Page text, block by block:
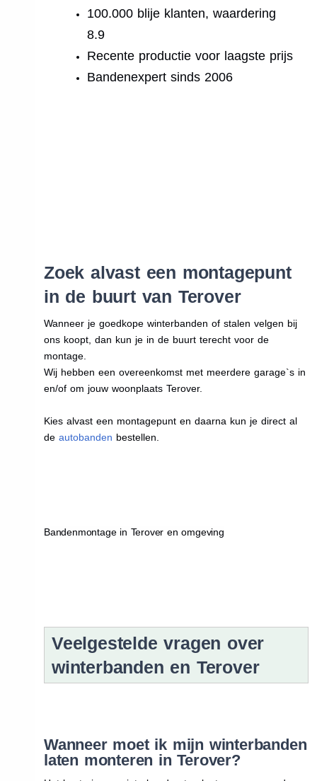
100.000 blije klanten, waardering
8.9
Recente productie voor laagste prijs
Bandenexpert sinds 2006
Zoek alvast een montagepunt
in de buurt van Terover
Wanneer je goedkope winterbanden of stalen velgen bij
ons koopt, dan kun je in de buurt terecht voor de
montage.
Wij hebben een overeenkomst met meerdere garage`s in
en/of om jouw woonplaats Terover.
Kies alvast een montagepunt en daarna kun je direct al
de autobanden bestellen.
Bandenmontage in Terover en omgeving
Veelgestelde vragen over
winterbanden en Terover
Wanneer moet ik mijn winterbanden
laten monteren in Terover?